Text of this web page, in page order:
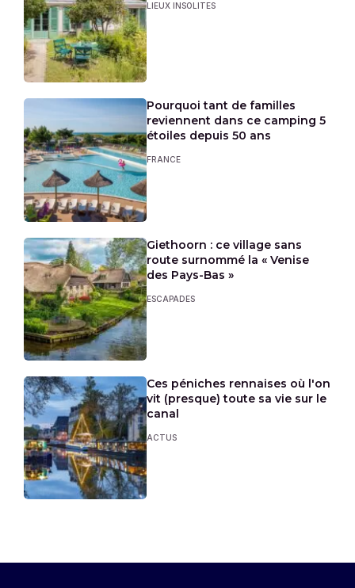
LIEUX INSOLITES
Pourquoi tant de familles
reviennent dans ce camping 5
étoiles depuis 50 ans
FRANCE
Giethoorn : ce village sans
route surnommé la « Venise
des Pays-Bas »
ESCAPADES
Ces péniches rennaises où l'on
vit (presque) toute sa vie sur le
canal
ACTUS